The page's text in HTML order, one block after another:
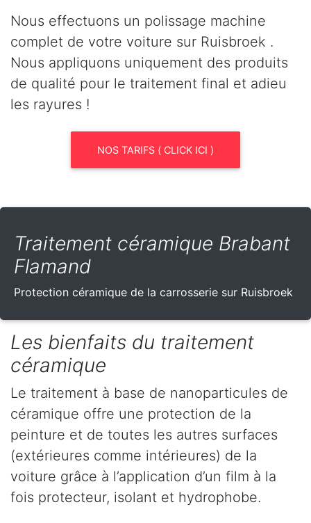
Nous effectuons un polissage machine
complet de votre voiture sur Ruisbroek .
Nous appliquons uniquement des produits
de qualité pour le traitement final et adieu
les rayures !
NOS TARIFS ( CLICK ICI )
Traitement céramique Brabant
Flamand
Protection céramique de la carrosserie sur Ruisbroek
Les bienfaits du traitement
céramique
Le traitement à base de nanoparticules de
céramique offre une protection de la
peinture et de toutes les autres surfaces
(extérieures comme intérieures) de la
voiture grâce à l’application d’un film à la
fois protecteur, isolant et hydrophobe.